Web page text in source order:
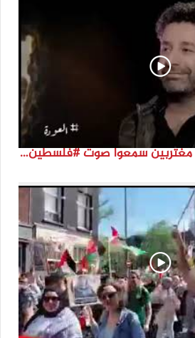
ردة فعل فلسطينيين مغتربين سمعوا صوت #فلسطين لأول مرة #نتماء2022 #القدس_موعدنا #النكبة74